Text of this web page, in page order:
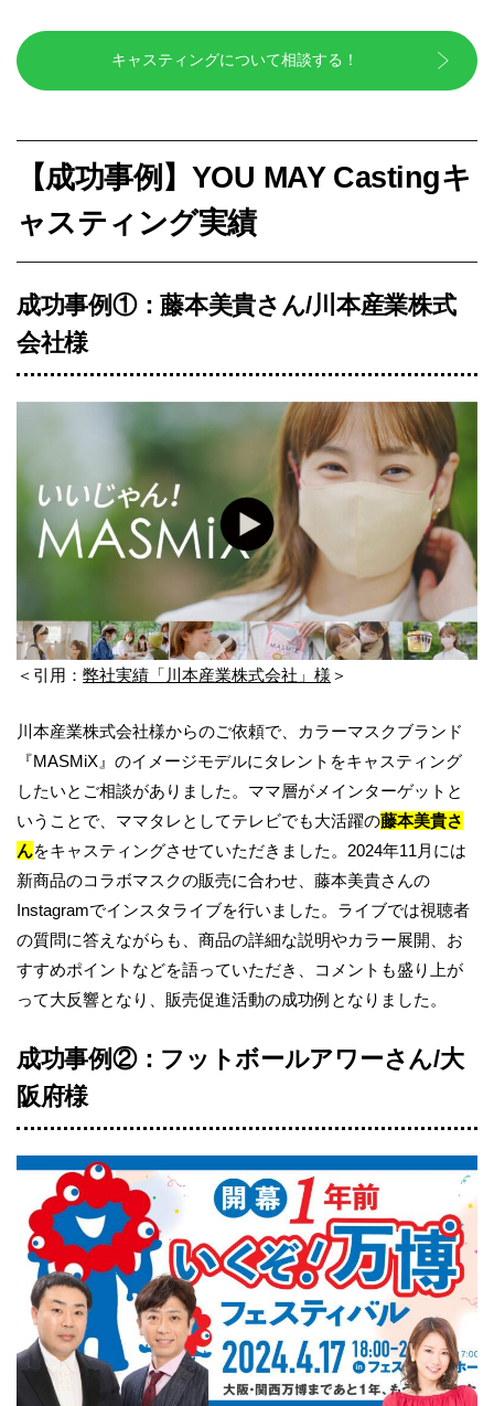
キャスティングについて相談する！
【成功事例】YOU MAY Castingキ
ャスティング実績
成功事例①：藤本美貴さん/川本産業株式
会社様
＜引用： 弊社実績「川本産業株式会社」様 ＞
川本産業株式会社様からのご依頼で、カラーマスクブランド
『MASMiX』のイメージモデルにタレントをキャスティング
したいとご相談がありました。ママ層がメインターゲットと
いうことで、ママタレとしてテレビでも大活躍の藤本美貴さ
んをキャスティングさせていただきました。2024年11月には
新商品のコラボマスクの販売に合わせ、藤本美貴さんの
Instagramでインスタライブを行いました。ライブでは視聴者
の質問に答えながらも、商品の詳細な説明やカラー展開、お
すすめポイントなどを語っていただき、コメントも盛り上が
って大反響となり、販売促進活動の成功例となりました。
成功事例②：フットボールアワーさん/大
阪府様